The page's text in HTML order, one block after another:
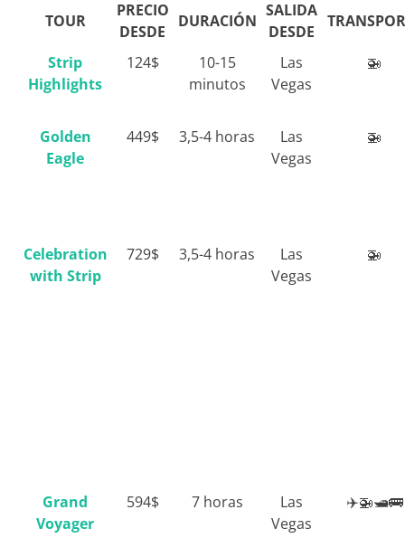
TOUR
PRECIO
DESDE
DURACIÓN
SALIDA
DESDE
Strip
Highlights
124$
10-15
minutos
Las
Vegas
🚁
Golden
Eagle
449$ 3,5-4 horas
Las
Vegas
🚁
Celebration
with Strip
729$ 3,5-4 horas
Las
Vegas
🚁
Grand
Voyager
594$ 7 horas
Las
Vegas
✈️🚁🛥️🚌